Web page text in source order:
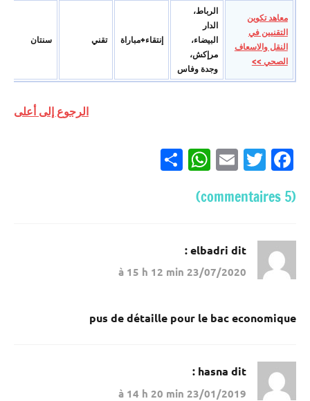
معاهد تكوين
التقنيين في
النقل والاسعاف
الصحي >>
الرباط،
الدار
البيضاء،
مرإكش،
وجدة وفاس
إنتقاء+مباراة تقني سنتان
الرجوع إلى أعلى
Facebook
Twitter
Email
WhatsApp
(5 commentaires)
elbadri dit :
23/07/2020 à 15 h 12 min
pus de détaille pour le bac economique
hasna dit :
23/01/2019 à 14 h 20 min